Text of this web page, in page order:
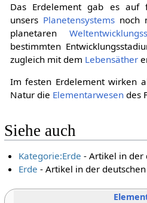
Das Erdelement gab es auf
unsers Planetensystems noch
planetaren
bestimmten
zugleich mit dem Lebensäther
Im festen Erdelement wirken
Natur die Elementarwesendes
Siehe auch
Kategorie:Erde - Artikel in
Erde - Artikel in der